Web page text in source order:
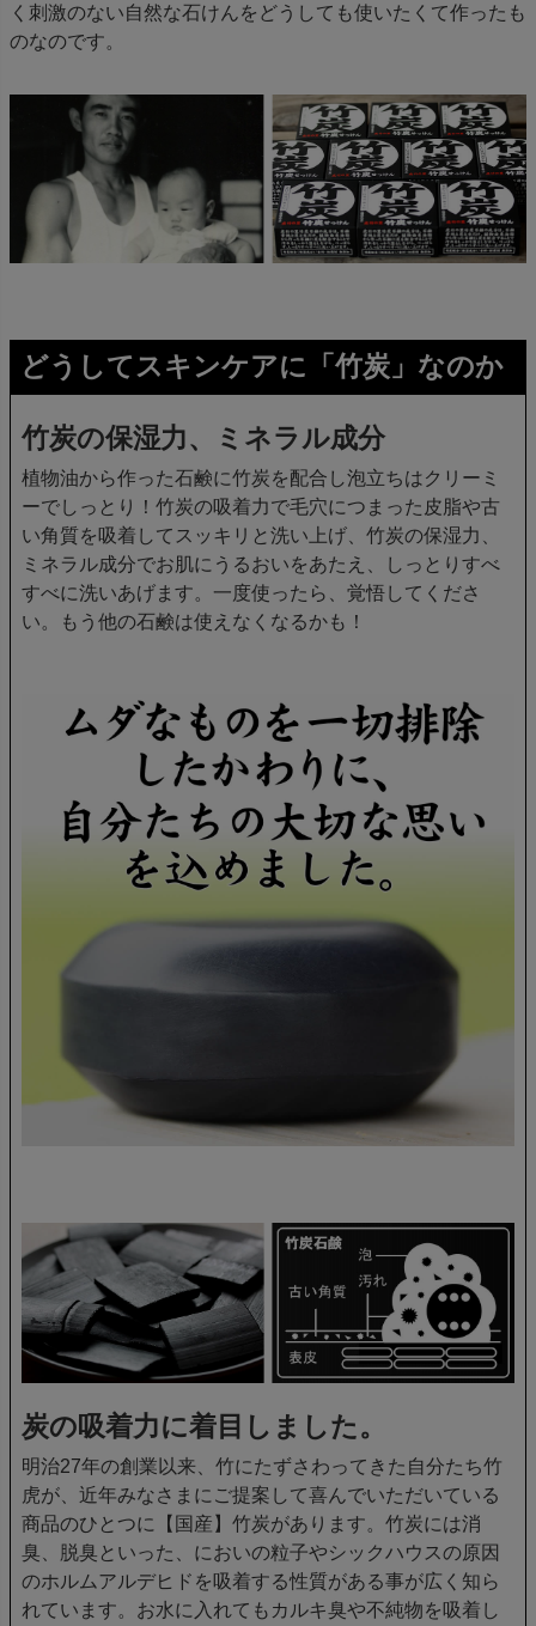
く刺激のない自然な石けんをどうしても使いたくて作ったも
のなのです。
どうしてスキンケアに「竹炭」なのか
竹炭の保湿力、ミネラル成分
植物油から作った石鹸に竹炭を配合し泡立ちはクリーミ
ーでしっとり！竹炭の吸着力で毛穴につまった皮脂や古
い角質を吸着してスッキリと洗い上げ、竹炭の保湿力、
ミネラル成分でお肌にうるおいをあたえ、しっとりすべ
すべに洗いあげます。一度使ったら、覚悟してくださ
い。もう他の石鹸は使えなくなるかも！
炭の吸着力に着目しました。
明治27年の創業以来、竹にたずさわってきた自分たち竹
虎が、近年みなさまにご提案して喜んでいただいている
商品のひとつに【国産】竹炭があります。竹炭には消
臭、脱臭といった、においの粒子やシックハウスの原因
のホルムアルデヒドを吸着する性質がある事が広く知ら
れています。お水に入れてもカルキ臭や不純物を吸着し